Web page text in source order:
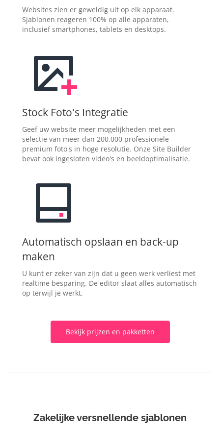
Websites zien er geweldig uit op elk apparaat.
Sjablonen reageren 100% op alle apparaten,
inclusief smartphones, tablets en desktops.
Stock Foto's Integratie
Geef uw website meer mogelijkheden met een
selectie van meer dan 200.000 professionele
premium foto's in hoge resolutie. Onze Site Builder
bevat ook ingesloten video's en beeldoptimalisatie.
Automatisch opslaan en back-up
maken
U kunt er zeker van zijn dat u geen werk verliest met
realtime besparing. De editor slaat alles automatisch
op terwijl je werkt.
Bekijk prijzen en pakketten
Zakelijke versnellende sjablonen